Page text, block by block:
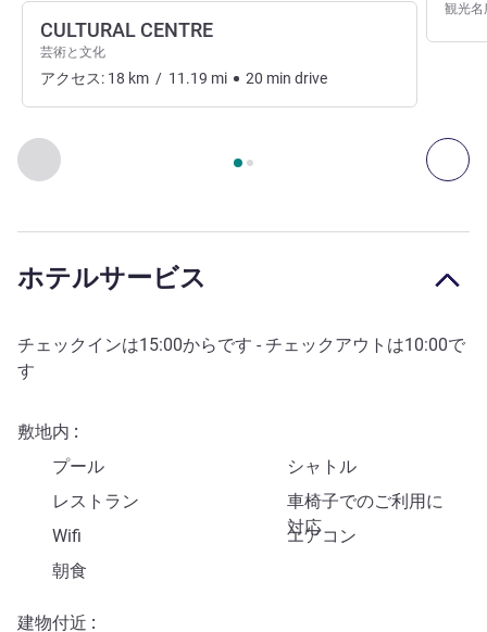
前に戻る - アート、カルチャー、エンターテインメント次
2ページ中 , アート、カルチャー、エンターテイ
CULTURAL CENTRE
芸術と文化
アクセス: 18 km / 11.19 mi 20 min drive
観光名
ホテルサービス
チェックインは15:00からです - チェックアウトは10:00で
す
敷地内
プール
シャトル
レストラン
車椅子でのご利用に
対応
Wifi
エアコン
朝食
建物付近